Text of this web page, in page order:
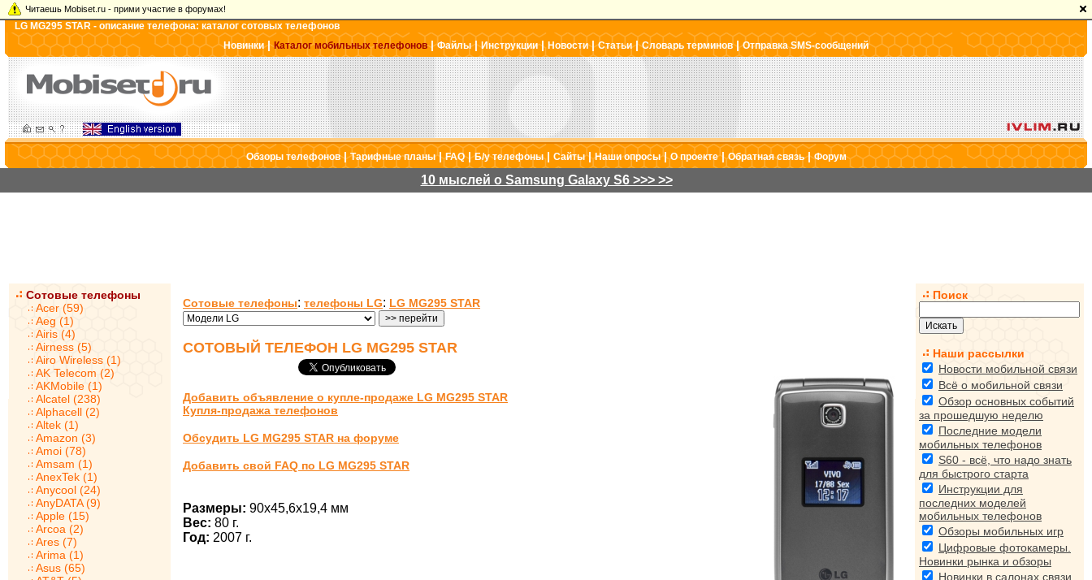
Читаешь Mobiset.ru - прими участие в форумах!
LG MG295 STAR - описание телефона: каталог сотовых телефонов
Новинки|Каталог мобильных телефонов|Файлы|Инструкции| Новости|Статьи|Словарь терминов|Отправка SMS-сообщений
Обзоры телефонов|Тарифные планы|FAQ|Б/у телефоны| Сайты|Наши опросы|О проекте|Обратная связь|Форум
10 мыслей о Samsung Galaxy S6 >>> >>
Сотовые телефоны
Acer (59)
Aeg (1)
Airis (4)
Airness (5)
Airo Wireless (1)
AK Telecom (2)
AKMobile (1)
Alcatel (238)
Alphacell (2)
Altek (1)
Amazon (3)
Amoi (78)
Amsam (1)
AnexTek (1)
Anycool (24)
AnyDATA (9)
Apple (15)
Arcoa (2)
Ares (7)
Arima (1)
Asus (65)
Сотовые телефоны: телефоны LG: LG MG295 STAR
СОТОВЫЙ ТЕЛЕФОН LG MG295 STAR
Добавить объявление о купле-продаже LG MG295 STAR
Купля-продажа телефонов
Обсудить LG MG295 STAR на форуме
Добавить свой FAQ по LG MG295 STAR
Размеры: 90x45,6x19,4 мм
Вес: 80 г.
Год: 2007 г.
Поиск
Наши рассылки
Новости мобильной связи
Всё о мобильной связи
Обзор основных событий
за прошедшую неделю
Последние модели
мобильных телефонов
S60 - всё, что надо знать
для быстрого старта
Инструкции для
последних моделей
мобильных телефонов
Обзоры мобильных игр
Цифровые фотокамеры.
Новинки рынка и обзоры
Новинки в салонах связи